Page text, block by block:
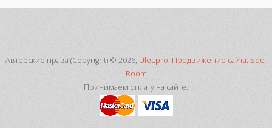
Авторские права (Copyright) © 2026, Ulet.pro. Продвижение сайта: Seo-
Room
Принимаем оплату на сайте: